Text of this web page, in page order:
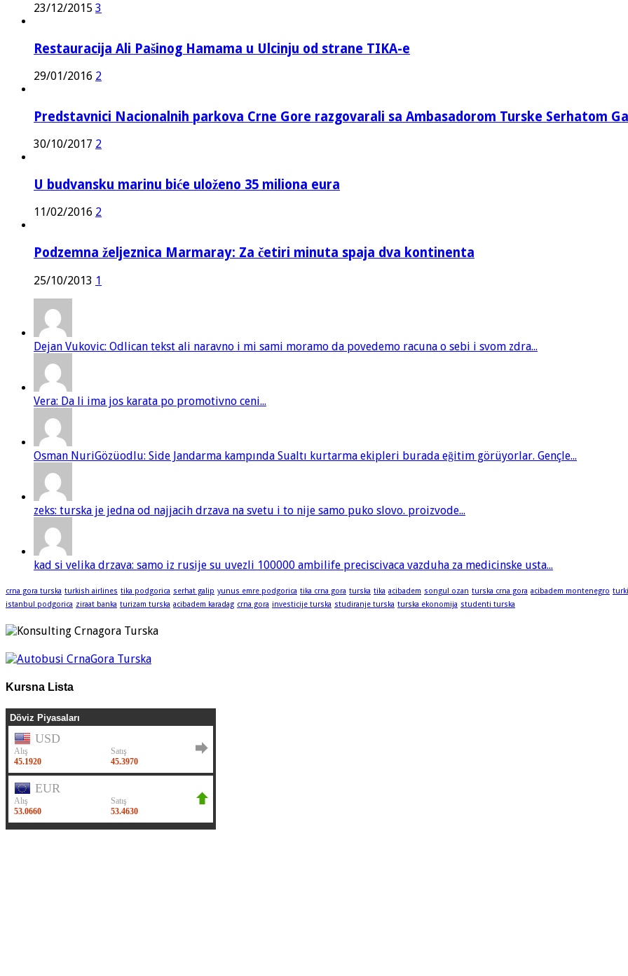
23/12/2015 3
Restauracija Ali Pašinog Hamama u Ulcinju od strane TIKA-e
29/01/2016 2
Predstavnici Nacionalnih parkova Crne Gore razgovarali sa Ambasadorom Turske Serhatom
30/10/2017 2
U budvansku marinu biće uloženo 35 miliona eura
11/02/2016 2
Podzemna željeznica Marmaray: Za četiri minuta spaja dva kontinenta
25/10/2013 1
Dejan Vukovic: Odlican tekst ali naravno i mi sami moramo da povedemo racuna o sebi i svom zdra...
Vera: Da li ima jos karata po promotivno ceni...
Osman NuriGözüodlu: Side Jandarma kampında Sualtı kurtarma ekipleri burada eğitim görüyorlar. Gençle...
zeks: turska je jedna od najjacih drzava na svetu i to nije samo puko slovo. proizvode...
kad si velika drzava: samo iz rusije su uvezli 100000 ambilife preciscivaca vazduha za medicinske usta...
crna gora turska turkish airlines tika podgorica serhat galip yunus emre podgorica tika crna gora turska tika acibadem songul ozan turska crna gora acibadem montenegro
istanbul podgorica ziraat banka turizam turska acibadem karadag crna gora investicije turska studiranje turska turska ekonomija studenti turska
Kursna Lista